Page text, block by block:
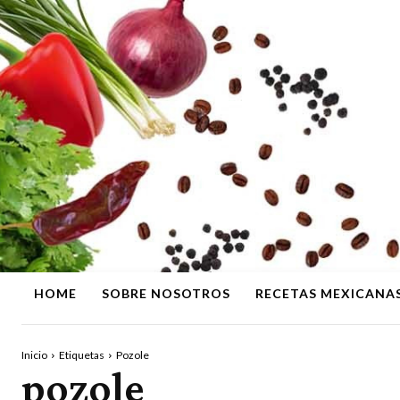
HOME SOBRE NOSOTROS RECETAS
Inicio Etiquetas Pozole
pozole